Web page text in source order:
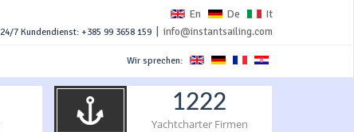
En De It
24/7 Kundendienst: +385 99 3658 159 info@instantsailing.com
Wir sprechen:
1222
Yachtcharter Firmen